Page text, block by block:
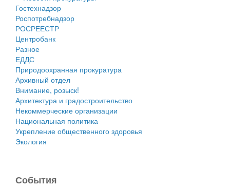
Собрание депутатов
Городское поселение
Сельские поселения
Гостехнадзор
Роспотребнадзор
РОСРЕЕСТР
Центробанк
Разное
ЕДДС
Природоохранная прокуратура
Архивный отдел
Внимание, розыск!
Архитектура и градостроительство
Некоммерческие организации
Национальная политика
Укрепление общественного здоровья
Экология
События